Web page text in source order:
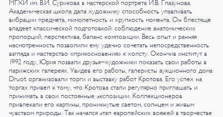
МГХИ им. В.И. Сурикова в мастерской портрета И.В. Глазунова.
Академическая школа дала художнику способность улавливать
вибрации предмета, мимолетность и хрупкость момента. Он блестяще
владеет классической подготовкой: соблюдение анатомических
пропорций, перспектива, баланс композиции. Весь опыт и ранняя
насмотренность позволили ему удачно сочетать непосредственность
взгляда и мастерство «прикосновения» к холсту. Окончив институт в
1992 году, Юрия позвали друзья-художники показать свои работы в
парижских галереях. Увидев его работы, галеристы аукционного дома
Druot организовали торги и выставку работ Кротова. Его успех на
торгах привел к тому, что Кротова стали регулярно приглашать и
принимать в свои постоянные экспозиции. Коллекционеров
привлекали его картины, проникнутые светом, солнцем и живым
чувством природы. Так начался этап европейских вояжей в творчестве